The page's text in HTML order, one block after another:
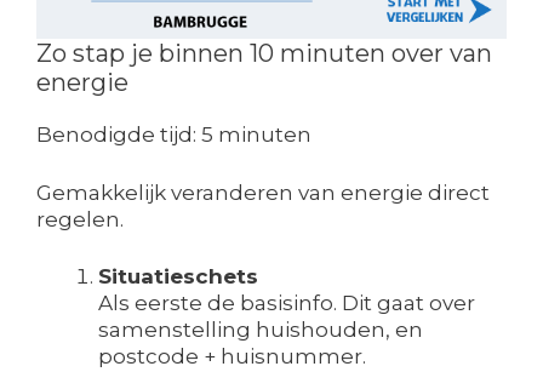
Zo stap je binnen 10 minuten over van
energie
Benodigde tijd: 5 minuten
Gemakkelijk veranderen van energie direct
regelen.
Situatieschets
Als eerste de basisinfo. Dit gaat over
samenstelling huishouden, en
postcode + huisnummer.